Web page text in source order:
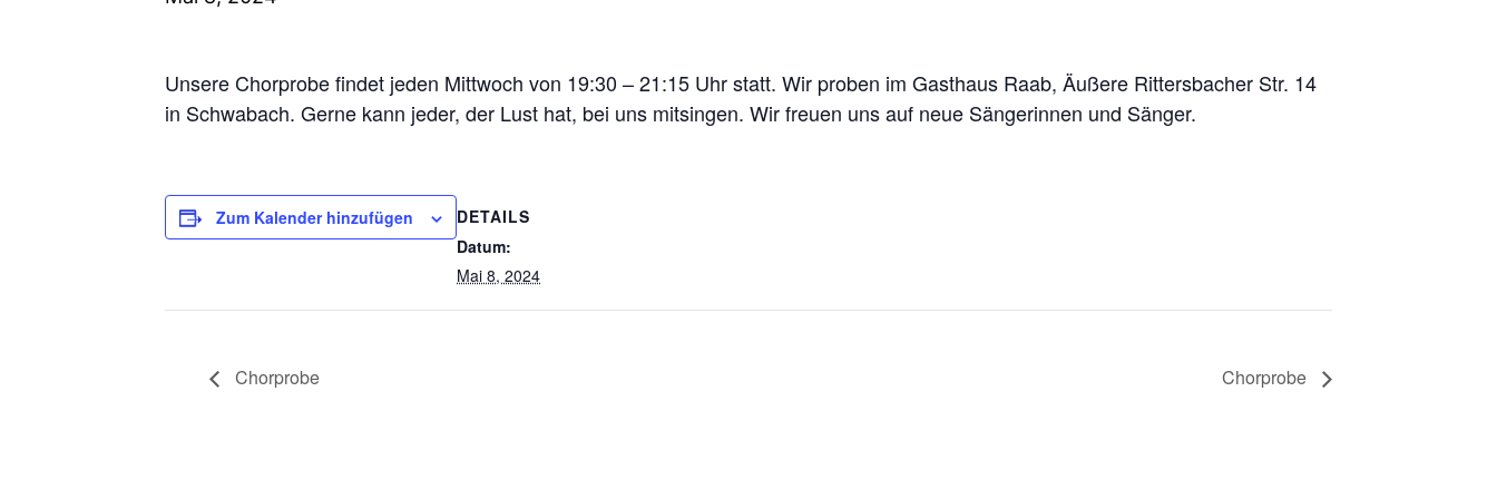
Unsere Chorprobe findet jeden Mittwoch von 19:30 – 21:15 Uhr statt. Wir proben im Gasthaus Raab, Äußere Rittersbacher Str. 14
in Schwabach. Gerne kann jeder, der Lust hat, bei uns mitsingen. Wir freuen uns auf neue Sängerinnen und Sänger.
Zum Kalender hinzufügen
DETAILS
Datum:
Mai 8, 2024
Chorprobe Chorprobe